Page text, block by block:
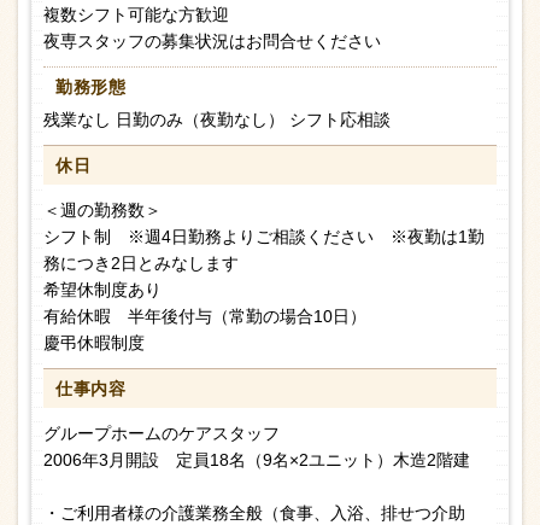
複数シフト可能な方歓迎
夜専スタッフの募集状況はお問合せください
勤務形態
残業なし 日勤のみ（夜勤なし） シフト応相談
休日
＜週の勤務数＞
シフト制 ※週4日勤務よりご相談ください ※夜勤は1勤
務につき2日とみなします
希望休制度あり
有給休暇 半年後付与（常勤の場合10日）
慶弔休暇制度
仕事内容
グループホームのケアスタッフ
2006年3月開設 定員18名（9名×2ユニット）木造2階建
・ご利用者様の介護業務全般（食事、入浴、排せつ介助